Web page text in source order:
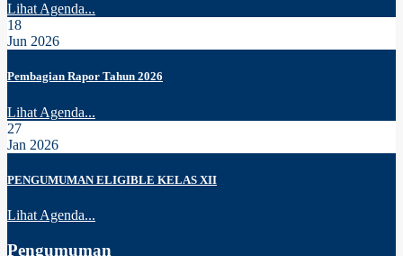
Lihat Agenda...
18
Jun 2026
Pembagian Rapor Tahun 2026
Lihat Agenda...
27
Jan 2026
PENGUMUMAN ELIGIBLE KELAS XII
Lihat Agenda...
Pengumuman